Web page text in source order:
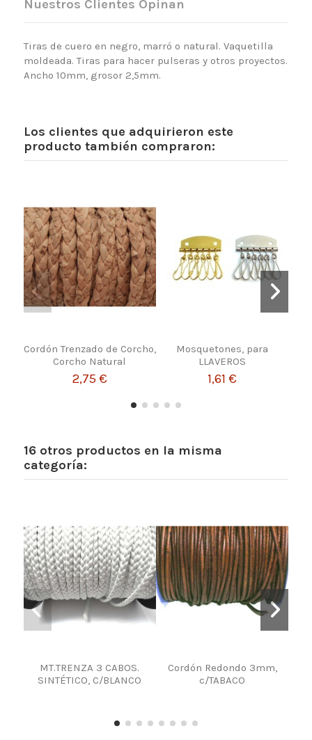
Nuestros Clientes Opinan
Tiras de cuero en negro, marró o natural. Vaquetilla
moldeada. Tiras para hacer pulseras y otros proyectos.
Ancho 10mm, grosor 2,5mm.
Los clientes que adquirieron este
producto también compraron:
Cordón Trenzado de Corcho,
Corcho Natural
2,75 €
Mosquetones, para
LLAVEROS
1,61 €
16 otros productos en la misma
categoría:
MT.TRENZA 3 CABOS.
SINTÉTICO, C/BLANCO
Cordón Redondo 3mm,
c/TABACO